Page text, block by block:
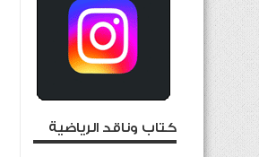
كتاب وناقد الرياضية